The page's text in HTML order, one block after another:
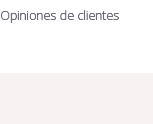
Opiniones de clientes